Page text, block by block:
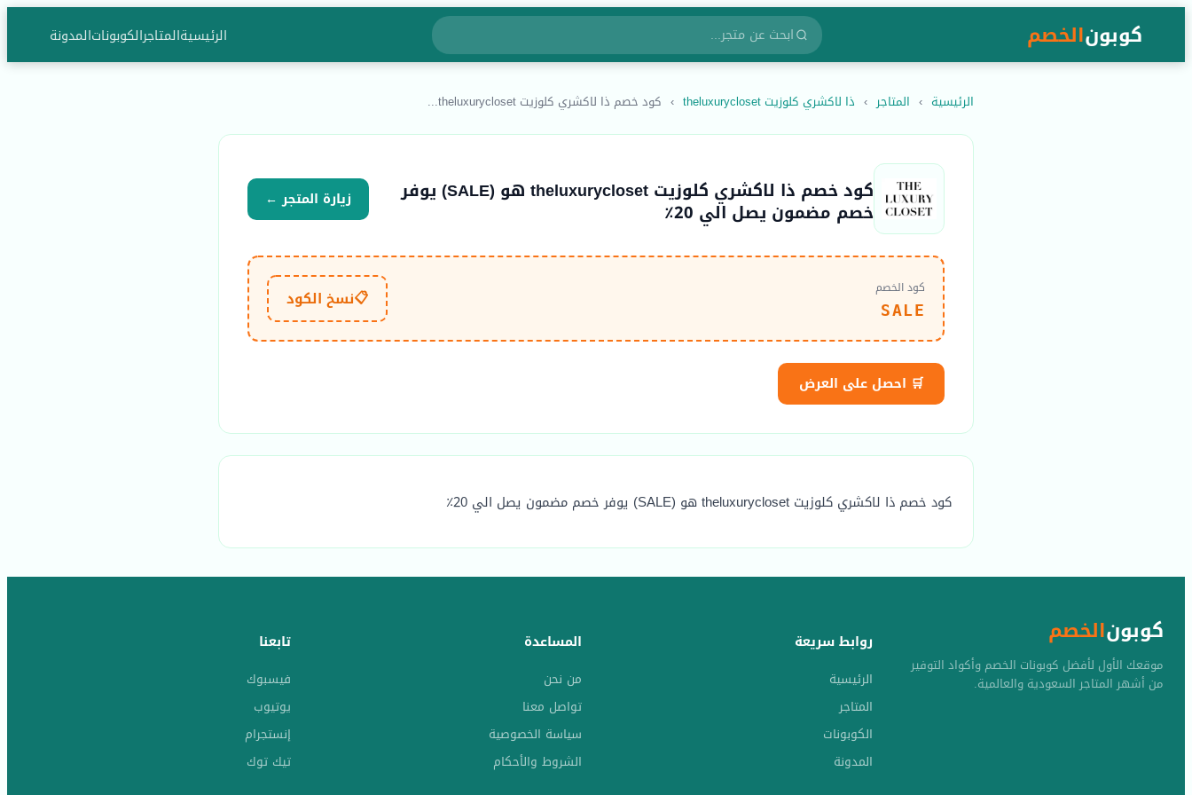
كوبونالخصم الرئيسيةالمتاجرالكوبوناتالمدونة
الرئيسية › المتاجر › ذا لاكشري كلوزيت theluxurycloset › كود خصم ذا لاكشري كلوزيت theluxurycloset...
كود خصم ذا لاكشري كلوزيت theluxurycloset هو (SALE) يوفر
خصم مضمون يصل الي 20٪ زيارة المتجر ←
كود الخصم
SALE
📋نسخ الكود
🛒 احصل على العرض
كود خصم ذا لاكشري كلوزيت theluxurycloset هو (SALE) يوفر خصم مضمون يصل الي 20٪
كوبونالخصم
موقعك الأول لأفضل كوبونات الخصم وأكواد التوفير
من أشهر المتاجر السعودية والعالمية.
روابط سريعة
الرئيسية
المتاجر
الكوبونات
المدونة
المساعدة
من نحن
تواصل معنا
سياسة الخصوصية
الشروط والأحكام
تابعنا
فيسبوك
يوتيوب
إنستجرام
تيك توك